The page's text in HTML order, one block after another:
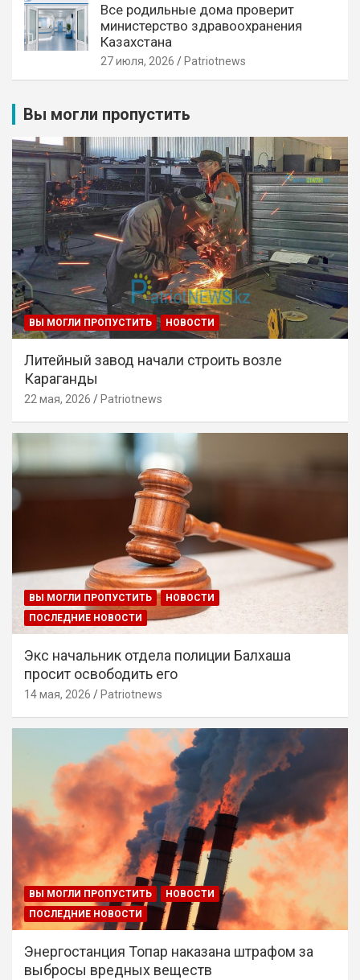
Все родильные дома проверит
министерство здравоохранения
Казахстана
27 июля, 2026 Patriotnews
Вы могли пропустить
ВЫ МОГЛИ ПРОПУСТИТЬ НОВОСТИ
Литейный завод начали строить возле
Караганды
22 мая, 2026 Patriotnews
ВЫ МОГЛИ ПРОПУСТИТЬ
НОВОСТИ
ПОСЛЕДНИЕ НОВОСТИ
Экс начальник отдела полиции Балхаша
просит освободить его
14 мая, 2026 Patriotnews
ВЫ МОГЛИ ПРОПУСТИТЬ
НОВОСТИ
ПОСЛЕДНИЕ НОВОСТИ
Энергостанция Топар наказана штрафом за
выбросы вредных веществ